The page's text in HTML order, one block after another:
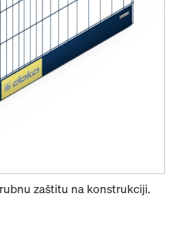
zaštitu na konstrukciji.